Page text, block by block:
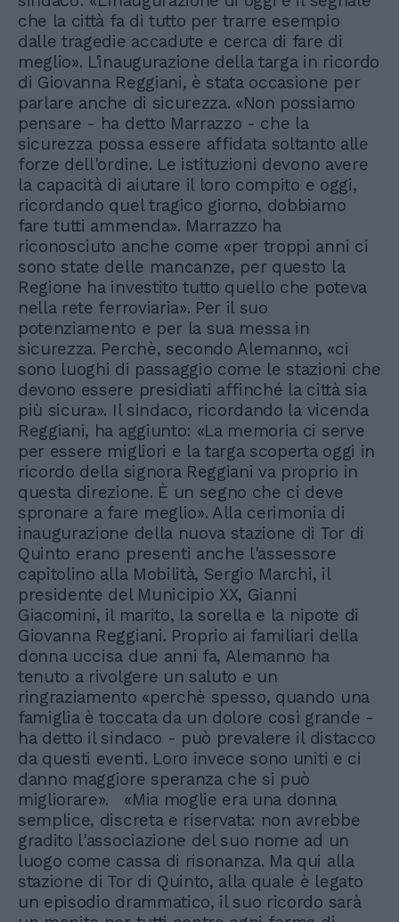
che la città fa di tutto per trarre esempio
dalle tragedie accadute e cerca di fare di
meglio». L'inaugurazione della targa in ricordo
di Giovanna Reggiani, è stata occasione per
parlare anche di sicurezza. «Non possiamo
pensare - ha detto Marrazzo - che la
sicurezza possa essere affidata soltanto alle
forze dell'ordine. Le istituzioni devono avere
la capacità di aiutare il loro compito e oggi,
ricordando quel tragico giorno, dobbiamo
fare tutti ammenda». Marrazzo ha
riconosciuto anche come «per troppi anni ci
sono state delle mancanze, per questo la
Regione ha investito tutto quello che poteva
nella rete ferroviaria». Per il suo
potenziamento e per la sua messa in
sicurezza. Perchè, secondo Alemanno, «ci
sono luoghi di passaggio come le stazioni che
devono essere presidiati affinché la città sia
più sicura». Il sindaco, ricordando la vicenda
Reggiani, ha aggiunto: «La memoria ci serve
per essere migliori e la targa scoperta oggi in
ricordo della signora Reggiani va proprio in
questa direzione. È un segno che ci deve
spronare a fare meglio». Alla cerimonia di
inaugurazione della nuova stazione di Tor di
Quinto erano presenti anche l'assessore
capitolino alla Mobilità, Sergio Marchi, il
presidente del Municipio XX, Gianni
Giacomini, il marito, la sorella e la nipote di
Giovanna Reggiani. Proprio ai familiari della
donna uccisa due anni fa, Alemanno ha
tenuto a rivolgere un saluto e un
ringraziamento «perchè spesso, quando una
famiglia è toccata da un dolore così grande -
ha detto il sindaco - può prevalere il distacco
da questi eventi. Loro invece sono uniti e ci
danno maggiore speranza che si può
migliorare». «Mia moglie era una donna
semplice, discreta e riservata: non avrebbe
gradito l'associazione del suo nome ad un
luogo come cassa di risonanza. Ma qui alla
stazione di Tor di Quinto, alla quale è legato
un episodio drammatico, il suo ricordo sarà